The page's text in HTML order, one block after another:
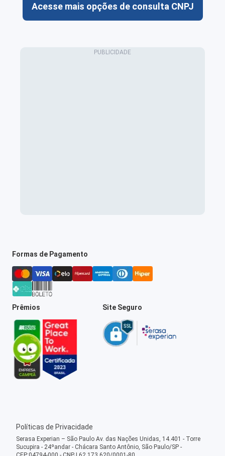
Acesse mais opções de consulta CNPJ
Formas de Pagamento
Prêmios Site Seguro
Políticas de Privacidade
Serasa Experian – São Paulo Av. das Nações Unidas, 14.401 - Torre
Sucupira - 24ºandar - Chácara Santo Antônio, São Paulo/SP -